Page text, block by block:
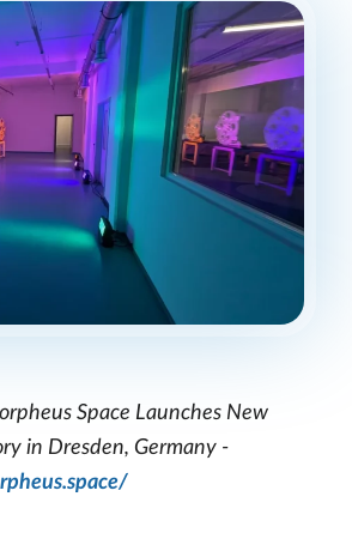
Space Launches New
in Dresden, Germany -